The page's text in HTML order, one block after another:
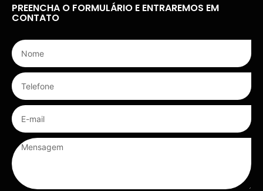
PREENCHA O FORMULÁRIO E ENTRAREMOS EM
CONTATO